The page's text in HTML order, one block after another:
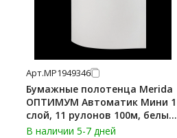
Арт.МР1949346
Бумажные полотенца Merida
ОПТИМУМ Автоматик Мини 1
слой, 11 рулонов 100м, белые,
BP4302
В наличии 5-7 дней